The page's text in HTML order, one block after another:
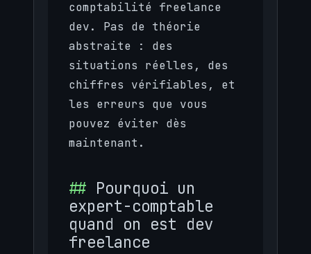
comptabilité freelance
dev. Pas de théorie
abstraite : des
situations réelles, des
chiffres vérifiables, et
les erreurs que vous
pouvez éviter dès
maintenant.
Pourquoi un
expert-comptable
quand on est dev
freelance